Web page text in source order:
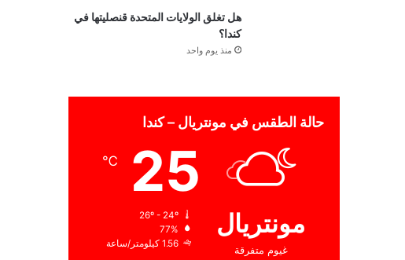
هل تغلق الولايات المتحدة قنصليتها في
كندا؟
منذ يوم واحد
حالة الطقس في مونتريال – كندا
مونتريال
غيوم متفرقة
25
℃
77%
1.56 كيلومتر/ساعة